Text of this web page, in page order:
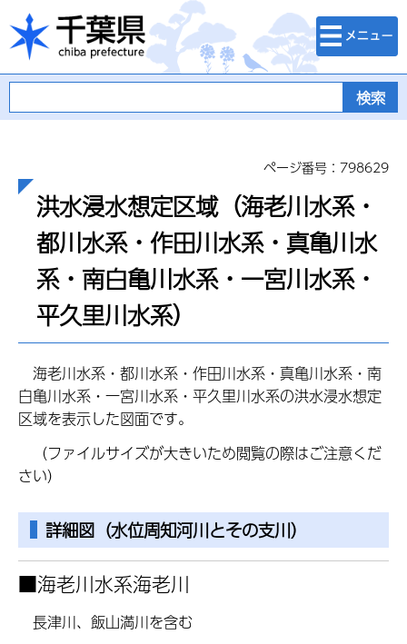
千葉県
検索・メニュ
ー
ページ番号：798629
洪水浸水想定区域（海老川水系・
都川水系・作田川水系・真亀川水
系・南白亀川水系・一宮川水系・
平久里川水系）
海老川水系・都川水系・作田川水系・真亀川水系・南
白亀川水系・一宮川水系・平久里川水系の洪水浸水想定
区域を表示した図面です。
（ファイルサイズが大きいため閲覧の際はご注意くだ
さい）
詳細図（水位周知河川とその支川）
■海老川水系海老川
長津川、飯山満川を含む